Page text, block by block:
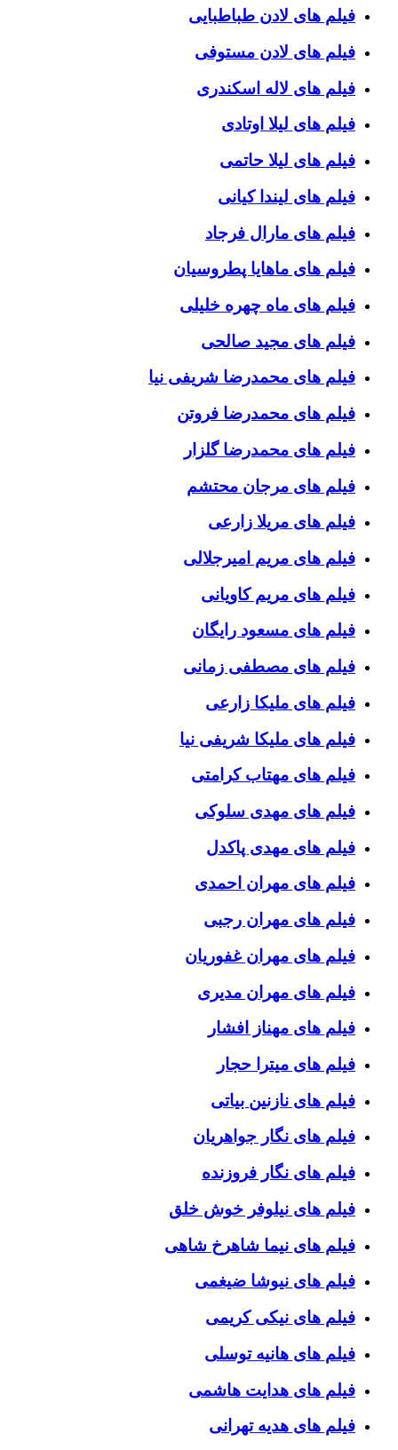
فیلم های لادن طباطبایی
فیلم های لادن مستوفی
فیلم های لاله اسکندری
فیلم های لیلا اوتادی
فیلم های لیلا حاتمی
فیلم های لیندا کیانی
فیلم های مارال فرجاد
فیلم های ماهایا پطروسیان
فیلم های ماه چهره خلیلی
فیلم های مجید صالحی
فیلم های محمدرضا شریفی نیا
فیلم های محمدرضا فروتن
فیلم های محمدرضا گلزار
فیلم های مرجان محتشم
فیلم های مریلا زارعی
فیلم های مریم امیرجلالی
فیلم های مریم کاویانی
فیلم های مسعود رایگان
فیلم های مصطفی زمانی
فیلم های ملیکا زارعی
فیلم های ملیکا شریفی نیا
فیلم های مهتاب کرامتی
فیلم های مهدی سلوکی
فیلم های مهدی پاکدل
فیلم های مهران احمدی
فیلم های مهران رجبی
فیلم های مهران غفوریان
فیلم های مهران مدیری
فیلم های مهناز افشار
فیلم های میترا حجار
فیلم های نازنین بیاتی
فیلم های نگار جواهریان
فیلم های نگار فروزنده
فیلم های نیلوفر خوش خلق
فیلم های نیما شاهرخ شاهی
فیلم های نیوشا ضیغمی
فیلم های نیکی کریمی
فیلم های هانیه توسلی
فیلم های هدایت هاشمی
فیلم های هدیه تهرانی